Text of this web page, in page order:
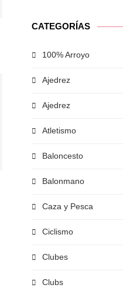
CATEGORÍAS
100% Arroyo
Ajedrez
Ajedrez
Atletismo
Baloncesto
Balonmano
Caza y Pesca
Ciclismo
Clubes
Clubs